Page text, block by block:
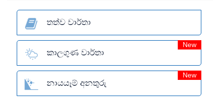
තත්ව වාර්තා
කාලගුණ වාර්තා
New
නායයෑම් අනතුරු
New